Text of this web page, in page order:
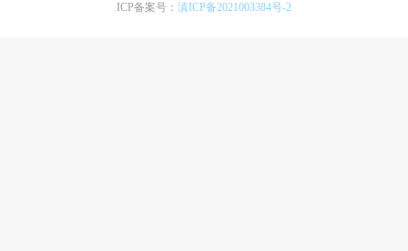
ICP备案号： 滇ICP备2021003384号-2